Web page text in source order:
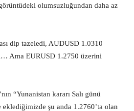
olumsuzluğundan daha az
dip tazeledi, AUDUSD 1.0310
Ama EURUSD 1.2750 üzerini
“Yunanistan kararı Salı günü
eklediğimizde şu anda 1.2760’ta olan